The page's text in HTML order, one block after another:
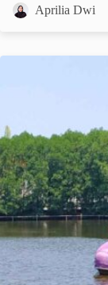
Aprilia Dwi